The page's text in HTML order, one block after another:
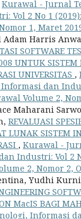
Kurawal - Jurnal
Vol 2 No 1
1, Maret
Adam Harris
SOFTWARE
UNTUK SISTEM
UNIVERSITAS ,
dan
Volume 2,
Maharani
REVALUASI
LUNAK SISTEM
, Kurawal -
Industri: Vol 2
2, Nomor 2,
Yudhi
MacIS BAGI
Informasi